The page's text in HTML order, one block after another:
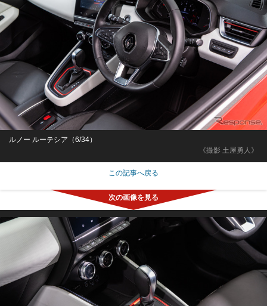
《撮影 土屋勇人》
ルノー ルーテシア（6/34）
この記事へ戻る